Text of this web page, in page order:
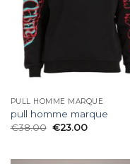
PULL HOMME MARQUE
pull homme marque
€38.00 €23.00